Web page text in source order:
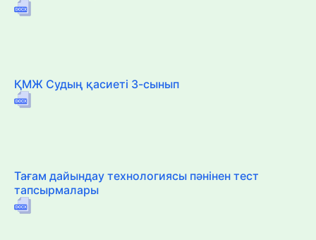
ҚМЖ Судың қасиеті 3-сынып
Тағам дайындау технологиясы пәнінен тест
тапсырмалары